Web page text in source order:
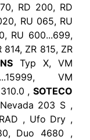
RD 200, RD
RU 065, RU
RU 600...699,
ZR 815, ZR
Typ X, VM
VM
310.0 ,SOTECO
203 S ,
, Ufo Dry ,
Duo 4680 ,